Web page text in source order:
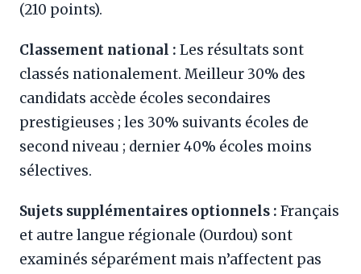
(210 points).
Classement national : Les résultats sont
classés nationalement. Meilleur 30% des
candidats accède écoles secondaires
prestigieuses ; les 30% suivants écoles de
second niveau ; dernier 40% écoles moins
sélectives.
Sujets supplémentaires optionnels : Français
et autre langue régionale (Ourdou) sont
examinés séparément mais n’affectent pas